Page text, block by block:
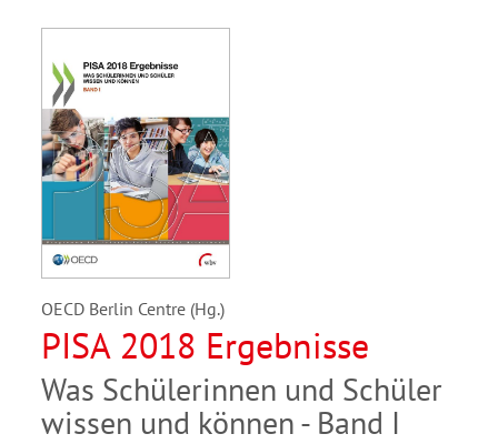
OECD Berlin Centre (Hg.)
PISA 2018 Ergebnisse
Was Schülerinnen und Schüler
wissen und können - Band I